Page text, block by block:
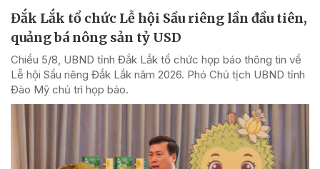
Đắk Lắk tổ chức Lễ hội Sầu riêng lần đầu tiên,
quảng bá nông sản tỷ USD
Chiều 5/8, UBND tỉnh Đắk Lắk tổ chức họp báo thông tin về
Lễ hội Sầu riêng Đắk Lắk năm 2026. Phó Chủ tịch UBND tỉnh
Đào Mỹ chủ trì họp báo.